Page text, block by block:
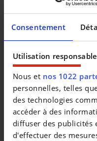
Consentement
Utilisation
Nous et nos 1022
personnelles, telles
des technologies
accéder à des
diffuser des publicités
d'effectuer des
DAB Tuner
Sound-System
RÃ¤der
IndividualumfÃ¤nge
BMW Individual
Dachhimmel